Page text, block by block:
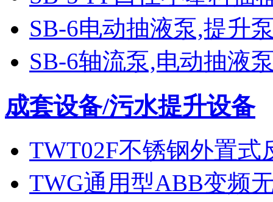
SB-6电动抽液泵,提升
SB-6轴流泵,电动抽液
成套设备/污水提升设备
TWT02F不锈钢外置
TWG通用型ABB变频